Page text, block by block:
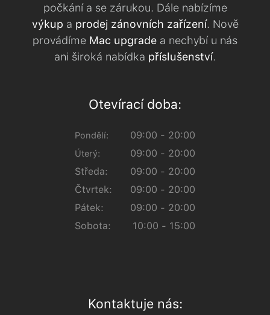
počkání a se zárukou. Dále nabízíme
výkup a prodej zánovních zařízení. Nově
provádíme Mac upgrade a nechybí u nás
ani široká nabídka příslušenství.
Otevírací doba:
Pondělí:
Úterý:
Středa:
Čtvrtek:
Pátek:
Sobota:
09:00 - 20:00
09:00 - 20:00
09:00 - 20:00
09:00 - 20:00
09:00 - 20:00
10:00 - 15:00
Kontaktuje nás: